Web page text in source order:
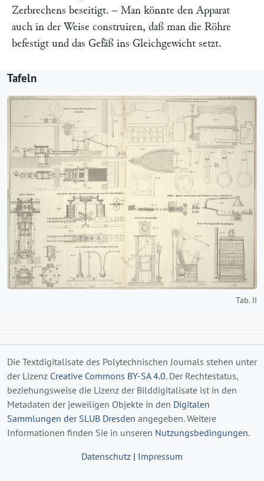
Zerbrechens beseitigt. – Man könnte den Apparat
auch in der Weise construiren, daß man die Röhre
befestigt und das Gefäß ins Gleichgewicht setzt.
Tafeln
Tab. II
Die Textdigitalisate des Polytechnischen Journals stehen unter
der Lizenz Creative Commons BY-SA 4.0. Der Rechtestatus,
beziehungsweise die Lizenz der Bilddigitalisate ist in den
Metadaten der jeweiligen Objekte in den Digitalen
Sammlungen der SLUB Dresden angegeben. Weitere
Informationen finden Sie in unseren Nutzungsbedingungen.
Datenschutz | Impressum